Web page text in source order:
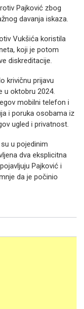
Pajković zbog
davanja iskaza.
Vukšića koristila
koji je potom
diskreditacije.
krivičnu prijavu
u oktobru 2024.
mobilni telefon i
i poruka osobama iz
ugled i privatnost.
u pojedinim
dva eksplicitna
Pajković i
da je počinio